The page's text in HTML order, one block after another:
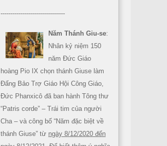
--------------------------------
Năm Thánh Giu-se:
Nhân kỷ niệm 150
năm Đức Giáo
hoàng Pio IX chọn thánh Giuse làm
Đấng Bảo Trợ Giáo Hội Công Giáo,
Đức Phanxicô đã ban hành Tông thư
“Patris corde” – Trái tim của người
Cha – và công bố “Năm đặc biệt về
thánh Giuse” từ ngày 8/12/2020 đến